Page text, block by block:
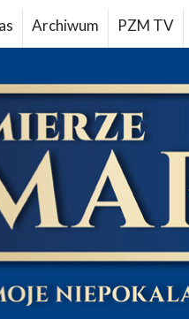
Archiwum PZM TV